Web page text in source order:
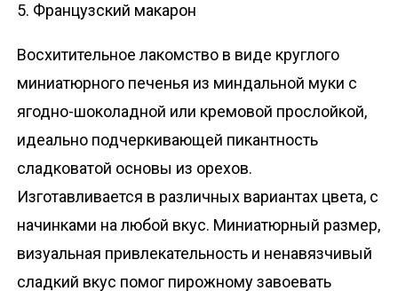
5. Французский макарон
Восхитительное лакомство в виде круглого
миниатюрного печенья из миндальной муки с
ягодно-шоколадной или кремовой прослойкой,
идеально подчеркивающей пикантность
сладковатой основы из орехов.
Изготавливается в различных вариантах цвета, с
начинками на любой вкус. Миниатюрный размер,
визуальная привлекательность и ненавязчивый
сладкий вкус помог пирожному завоевать